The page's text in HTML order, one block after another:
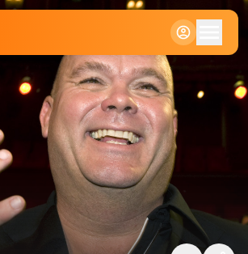
Klein
Standaard
Groot